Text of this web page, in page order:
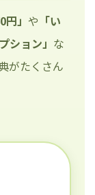
」 や 「い
ション」 な
がたくさん